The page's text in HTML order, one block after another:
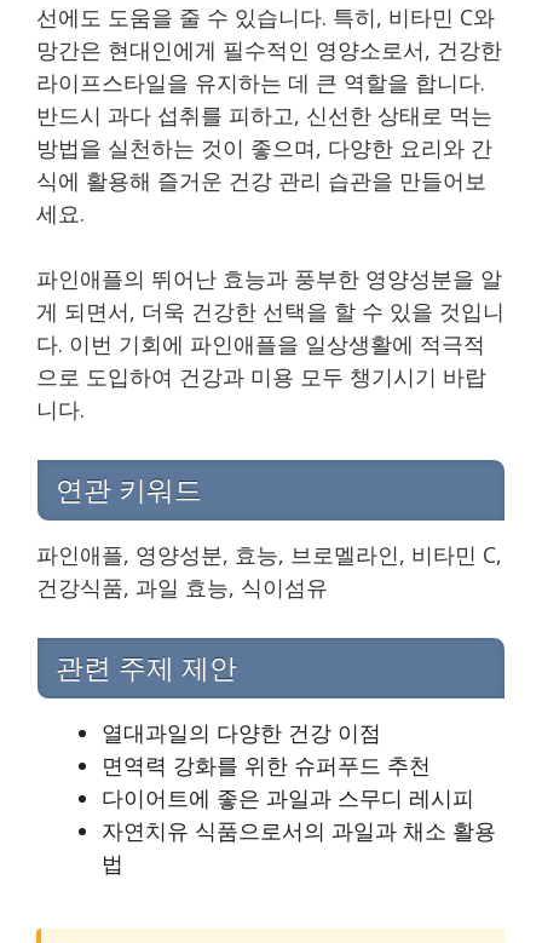
선에도 도움을 줄 수 있습니다. 특히, 비타민 C와
망간은 현대인에게 필수적인 영양소로서, 건강한
라이프스타일을 유지하는 데 큰 역할을 합니다.
반드시 과다 섭취를 피하고, 신선한 상태로 먹는
방법을 실천하는 것이 좋으며, 다양한 요리와 간
식에 활용해 즐거운 건강 관리 습관을 만들어보
세요.
파인애플의 뛰어난 효능과 풍부한 영양성분을 알
게 되면서, 더욱 건강한 선택을 할 수 있을 것입니
다. 이번 기회에 파인애플을 일상생활에 적극적
으로 도입하여 건강과 미용 모두 챙기시기 바랍
니다.
연관 키워드
파인애플, 영양성분, 효능, 브로멜라인, 비타민 C,
건강식품, 과일 효능, 식이섬유
관련 주제 제안
열대과일의 다양한 건강 이점
면역력 강화를 위한 슈퍼푸드 추천
다이어트에 좋은 과일과 스무디 레시피
자연치유 식품으로서의 과일과 채소 활용
법